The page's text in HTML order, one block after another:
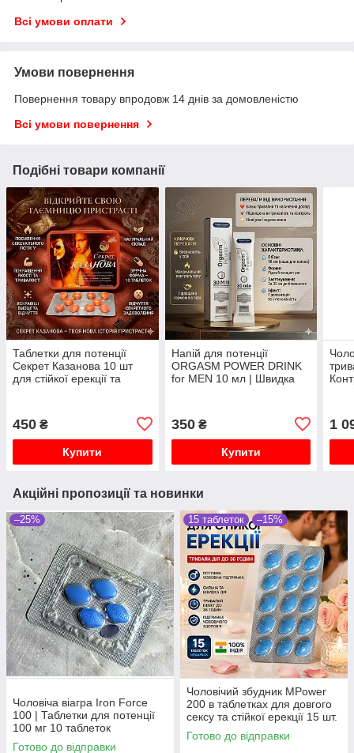
Всі умови оплати
Умови повернення
Повернення товару впродовж 14 днів за домовленістю
Всі умови повернення
Подібні товари компанії
Таблетки для потенції
Секрет Казанова 10 шт
для стійкої ерекції та
450 ₴
Купити
Напій для потенції
ORGASM POWER DRINK
for MEN 10 мл | Швидка
350₴
Купити
1
Акційні пропозиції та новинки
–25%
Чоловіча віагра Iron Force
100 | Таблетки для потенції
100 мг 10 таблеток
Готово до відправки
15 таблеток –15%
Чоловічий збудник MPower
200 в таблетках для довгого
сексу та стійкої ерекції 15 шт.
Готово до відправки